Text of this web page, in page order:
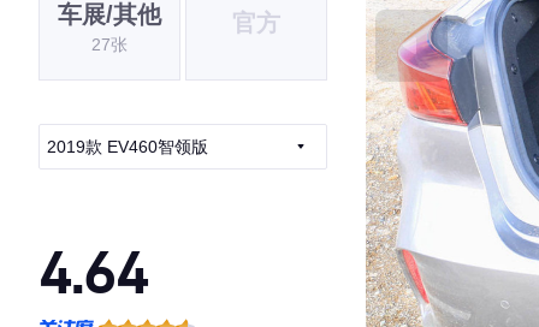
车展/其他
27张
官方
2019款 EV460智领版
4.64